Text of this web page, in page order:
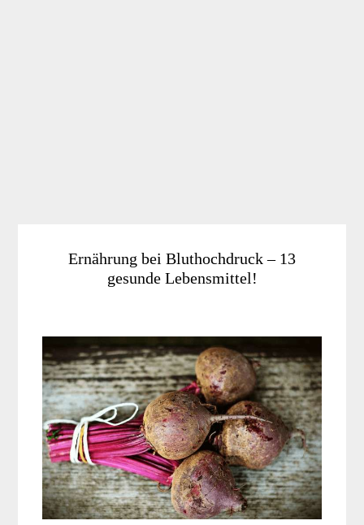
Ernährung bei Bluthochdruck – 13
gesunde Lebensmittel!